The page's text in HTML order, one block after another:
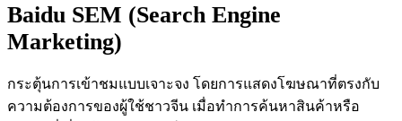
Baidu SEM (Search Engine
Marketing)
กระตุ้นการเข้าชมแบบเจาะจง โดยการแสดงโฆษณาที่ตรงกับ
ความต้องการของผู้ใช้ชาวจีน เมื่อทำการค้นหาสินค้าหรือ